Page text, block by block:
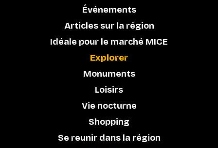
Événements
Articles sur la région
Idéale pour le marché MICE
Explorer
Monuments
Loisirs
Vie nocturne
Shopping
Se reunir dans la région